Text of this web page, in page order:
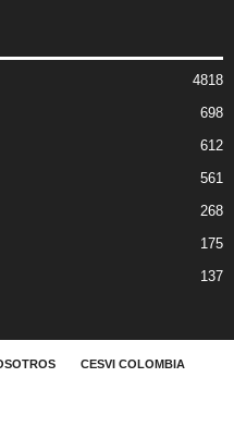
4818
698
612
561
268
175
137
CESVI COLOMBIA